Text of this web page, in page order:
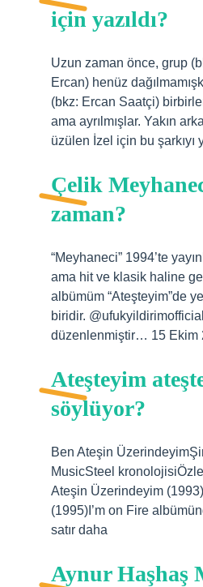
için yazıldı?
Uzun zaman önce, grup
Ercan) henüz
(bkz: Ercan Saatçi)
ama ayrılmışlar. Yakın
üzülen İzel için bu şarkıyı
Çelik
zaman?
“Meyhaneci” 1994’te
ama hit ve klasik haline
albümüm “Ateşteyim”de
biridir.
düzenlenmiştir… 15 Ekim
Ateşteyim
söylüyor?
Ben Ateşin
MusicSteel
Ateşin Üzerindeyim
(1995)I’m on Fire
satır daha
Aynur Haşhaş